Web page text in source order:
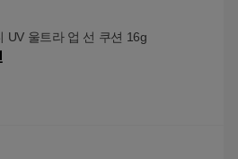
UV 울트라 업 선 쿠션 16g